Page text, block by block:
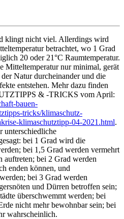
klingt nicht viel. Allerdings wird
betrachtet, wo 1 Grad
20 oder 21°C Raumtemperatur.
Mitteltemperatur nur minimal, gerät
Natur durcheinander und die
entstehen. Mehr dazu finden
& -TRICKS vom April:
bauen-
tricks/klimaschutz-
klimaschutztipp-04-2021.html.
unterschiedliche
bei 1 Grad wird die
bei 1,5 Grad werden vermehrt
bei 2 Grad werden
enden können, und
bei 3 Grad werden
und Dürren betroffen sein;
überschwemmt werden; bei
nicht mehr bewohnbar sein; bei
wahrscheinlich.